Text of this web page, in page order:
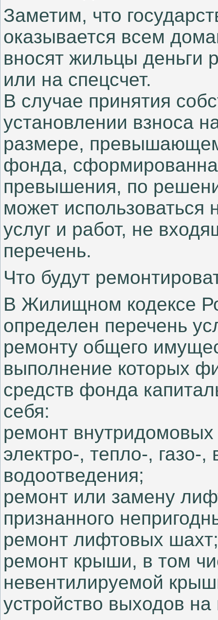
Заметим, что
оказывается всем
вносят жильцы деньги
или на спецсчет.
В случае принятия
установлении взноса
размере,
фонда,
превышения, по
может
услуг и работ, не
перечень.
Что будут
В Жилищном кодексе
определен перечень
ремонту общего
выполнение которых
средств фонда
себя:
ремонт
электро-, тепло-, газо-
водоотведения;
ремонт или замену
признанного
ремонт лифтовых шахт;
ремонт крыши, в том
невентилируемой
устройство выходов